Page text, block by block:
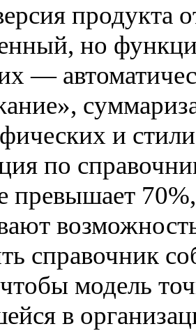
продукта
но
—
и
по
превышает
справочник
модель
в